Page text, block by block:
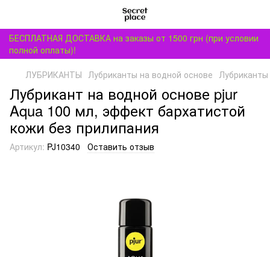
БЕСПЛАТНАЯ ДОСТАВКА на заказы от 1500 грн (при условии
полной оплаты)!
ЛУБРИКАНТЫ Лубриканты на водной основе
Лубрикант на водной основе pjur
Aqua 100 мл, эффект бархатистой
кожи без прилипания
Артикул: PJ10340 Оставить отзыв